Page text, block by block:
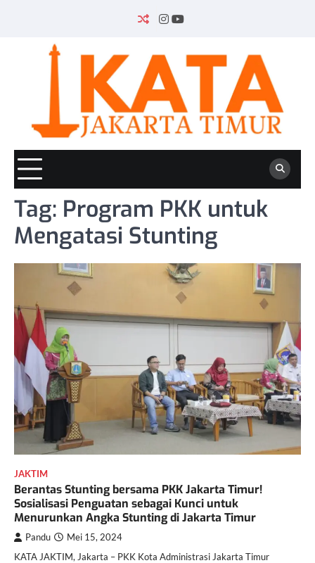
INSTAGRAM
YOUTUBE
Tag: Program PKK untuk
Mengatasi Stunting
JAKTIM
Berantas Stunting bersama PKK Jakarta Timur!
Sosialisasi Penguatan sebagai Kunci untuk
Menurunkan Angka Stunting di Jakarta Timur
Pandu Mei 15, 2024
KATA JAKTIM, Jakarta – PKK Kota Administrasi Jakarta Timur